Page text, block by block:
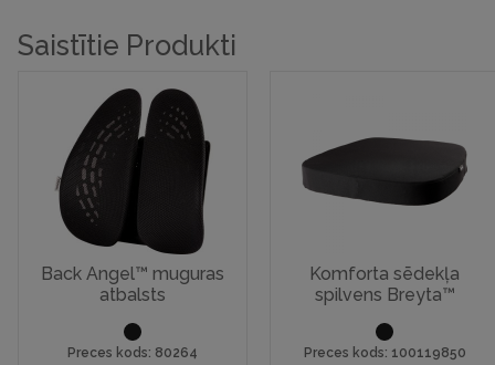
Saistītie Produkti
Back Angel™ muguras
atbalsts
Preces kods: 80264
Komforta sēdekļa
spilvens Breyta™
Preces kods: 100119850